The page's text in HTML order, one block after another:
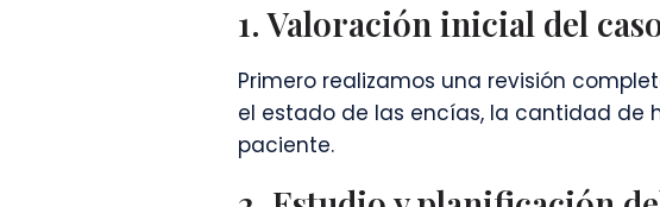
1. Valoración inicial del
Primero realizamos una revisión
el estado de las encías, la cantidad de
paciente.